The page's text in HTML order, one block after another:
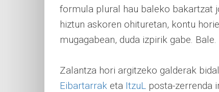
formula plural hau baleko bakartzat
hiztun askoren ohituretan, kontu
mugagabean, duda izpirik gabe. Bale.
Zalantza hori argitzeko galderak
Eibartarrak eta ItzuL posta-zerrenda